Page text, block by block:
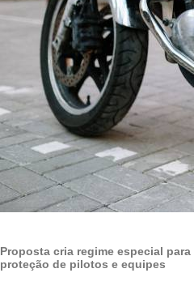
Proposta cria regime especial
proteção de pilotos e equipes